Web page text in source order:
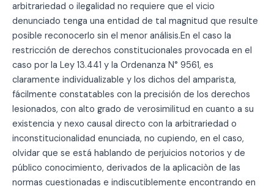
arbitrariedad o ilegalidad no requiere que el vicio
denunciado tenga una entidad de tal magnitud que resulte
posible reconocerlo sin el menor análisis.En el caso la
restricción de derechos constitucionales provocada en el
caso por la Ley 13.441 y la Ordenanza N° 9561, es
claramente individualizable y los dichos del amparista,
fácilmente constatables con la precisión de los derechos
lesionados, con alto grado de verosimilitud en cuanto a su
existencia y nexo causal directo con la arbitrariedad o
inconstitucionalidad enunciada, no cupiendo, en el caso,
olvidar que se está hablando de perjuicios notorios y de
público conocimiento, derivados de la aplicaciòn de las
normas cuestionadas e indiscutiblemente encontrando en